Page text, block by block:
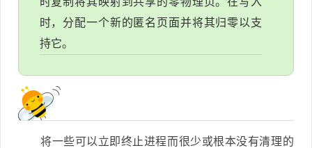
时，分配一个新的匿名页面并将其归零以支
持它。
将一些可以立即终止进程而很少或根本没有清理的